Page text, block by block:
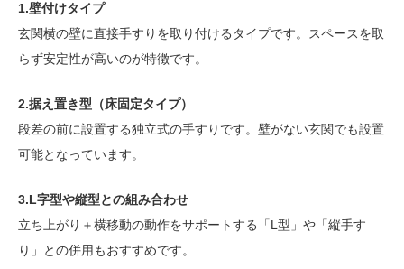
1.壁付けタイプ
玄関横の壁に直接手すりを取り付けるタイプです。スペースを取
らず安定性が高いのが特徴です。
2.据え置き型（床固定タイプ）
段差の前に設置する独立式の手すりです。壁がない玄関でも設置
可能となっています。
3.L字型や縦型との組み合わせ
立ち上がり＋横移動の動作をサポートする「L型」や「縦手す
り」との併用もおすすめです。